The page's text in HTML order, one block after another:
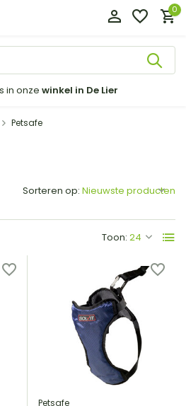
0
in onze winkel in De Lier
Petsafe
Toon:
Sorteren op:
Petsafe